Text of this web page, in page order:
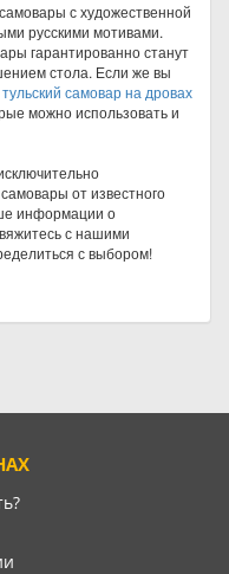
с художественной
русскими мотивами.
гарантированно станут
стола. Если же вы
тульский самовар на дровах
можно использовать и
от известного
информации о
с нашими
с выбором!